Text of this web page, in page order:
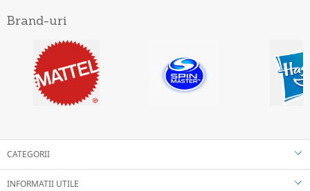
Brand-uri
CATEGORII
INFORMATII UTILE